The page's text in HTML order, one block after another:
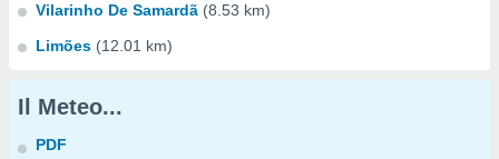
Vilarinho De Samardã (8.53 km)
Limões (12.01 km)
Il Meteo...
PDF